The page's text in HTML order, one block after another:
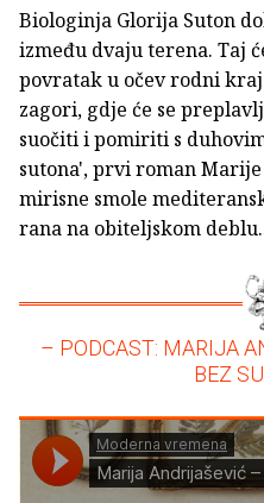
Biologinja Glorija Suton
između dvaju terena. Taj
povratak u očev rodni
zagori, gdje će se
suočiti i pomiriti s
sutona', prvi roman
mirisne smole
rana na obiteljskom
– PODCAST: MARIJA
BEZ